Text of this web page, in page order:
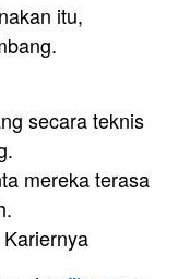
itu,
secara teknis
mereka terasa